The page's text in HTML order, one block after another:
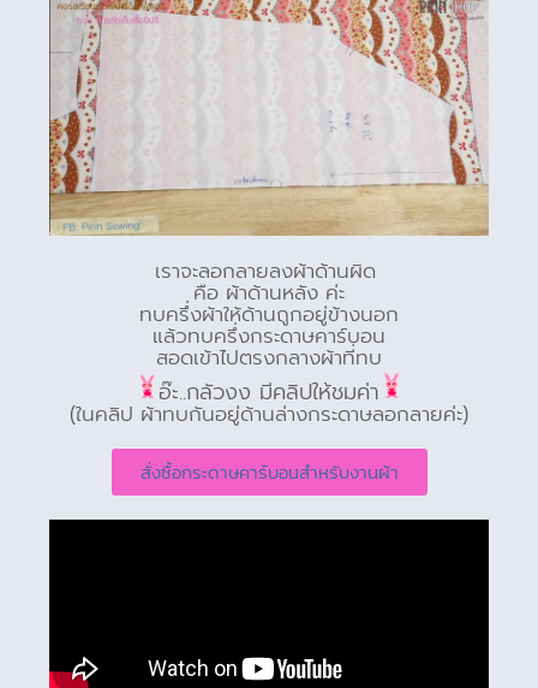
เราจะลอกลายลงผ้าด้านผิด
คือ ผ้าด้านหลัง ค่ะ
ทบครึ่งผ้าให้ด้านถูกอยู่ข้างนอก
แล้วทบครึ่งกระดาษคาร์บอน
สอดเข้าไปตรงกลางผ้าที่ทบ
อ๊ะ..กลัวงง มีคลิปให้ชมค่า
(ในคลิป ผ้าทบกันอยู่ด้านล่างกระดาษลอกลายค่ะ)
สั่งซื้อกระดาษคาร์บอนสำหรับงานผ้า